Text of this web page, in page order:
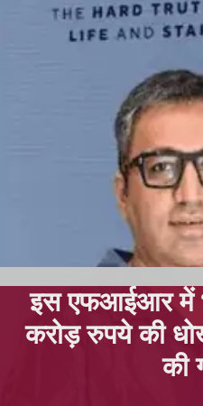
इस एफआईआर में
करोड़ रुपये की
की